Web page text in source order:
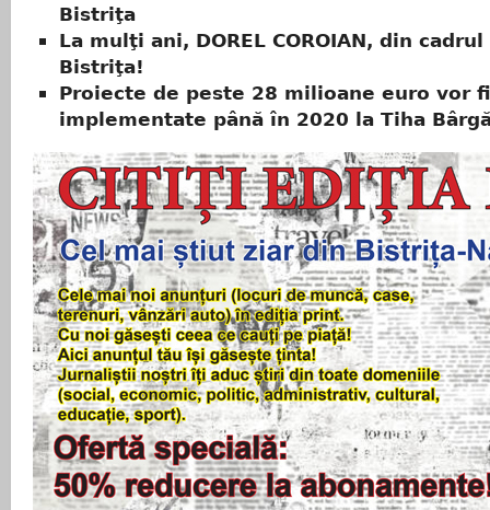
Bistriţa
La mulţi ani, DOREL COROIAN, din cadrul
Bistriţa!
Proiecte de peste 28 milioane euro vor fi
implementate până în 2020 la Tiha